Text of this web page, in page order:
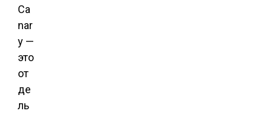
Ca
nar
y —
это
от
де
ль